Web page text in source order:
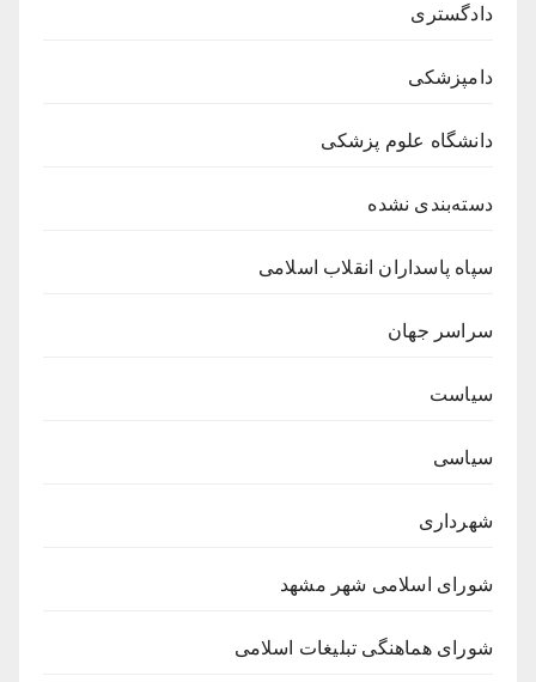
دادگستری
دامپزشکی
دانشگاه علوم پزشکی
دسته‌بندی نشده
سپاه پاسداران انقلاب اسلامی
سراسر جهان
سیاست
سیاسی
شهرداری
شورای اسلامی شهر مشهد
شورای هماهنگی تبلیغات اسلامی